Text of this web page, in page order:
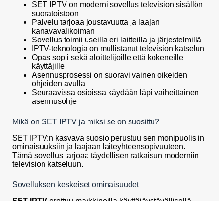
SET IPTV on moderni sovellus television sisällön
suoratoistoon
Palvelu tarjoaa joustavuutta ja laajan
kanavavalikoiman
Sovellus toimii useilla eri laitteilla ja järjestelmillä
IPTV-teknologia on mullistanut television katselun
Opas sopii sekä aloittelijoille että kokeneille
käyttäjille
Asennusprosessi on suoraviivainen oikeiden
ohjeiden avulla
Seuraavissa osioissa käydään läpi vaiheittainen
asennusohje
Mikä on SET IPTV ja miksi se on suosittu?
SET IPTV:n kasvava suosio perustuu sen monipuolisiin
ominaisuuksiin ja laajaan laiteyhteensopivuuteen.
Tämä sovellus tarjoaa täydellisen ratkaisun moderniin
television katseluun.
Sovelluksen keskeiset ominaisuudet